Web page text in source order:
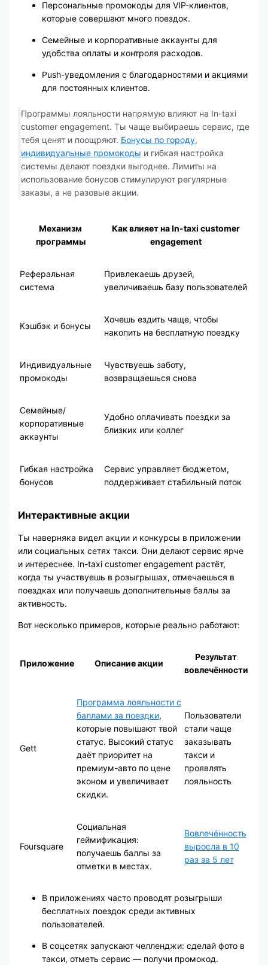
Персональные промокоды для VIP-клиентов,
которые совершают много поездок.
Семейные и корпоративные аккаунты для
удобства оплаты и контроля расходов.
Push-уведомления с благодарностями и акциями
для постоянных клиентов.
Программы лояльности напрямую влияют на In-taxi
customer engagement. Ты чаще выбираешь сервис, где
тебя ценят и поощряют. Бонусы по городу,
индивидуальные промокоды и гибкая настройка
системы делают поездки выгоднее. Лимиты на
использование бонусов стимулируют регулярные
заказы, а не разовые акции.
Механизм
программы
Как влияет на In-taxi customer
engagement
Реферальная
система
Привлекаешь друзей,
увеличиваешь базу пользователей
Кэшбэк и бонусы
Хочешь ездить чаще, чтобы
накопить на бесплатную поездку
Индивидуальные
промокоды
Чувствуешь заботу,
возвращаешься снова
Семейные/
корпоративные
аккаунты
Удобно оплачивать поездки за
близких или коллег
Гибкая настройка
бонусов
Сервис управляет бюджетом,
поддерживает стабильный поток
Интерактивные акции
Ты наверняка видел акции и конкурсы в приложении
или социальных сетях такси. Они делают сервис ярче
и интереснее. In-taxi customer engagement растёт,
когда ты участвуешь в розыгрышах, отмечаешься в
поездках или получаешь дополнительные баллы за
активность.
Вот несколько примеров, которые реально работают:
Приложение Описание акции
Результат
вовлечённости
Gett
Программа лояльности с
баллами за поездки,
которые повышают твой
статус. Высокий статус
даёт приоритет на
премиум-авто по цене
эконом и увеличивает
скидки.
Пользователи
стали чаще
заказывать
такси и
проявлять
лояльность
Foursquare
Социальная
геймификация:
получаешь баллы за
отметки в местах.
Вовлечённость
выросла в 10
раз за 5 лет
В приложениях часто проводят розыгрыши
бесплатных поездок среди активных
пользователей.
В соцсетях запускают челленджи: сделай фото в
такси, отметь сервис — получи промокод.